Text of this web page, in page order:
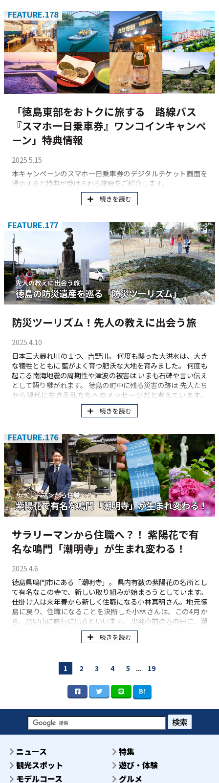
FEATURE.178
「徳島東部をおトクに旅する 路線バス
『スマホ一日乗車券』ワンコインキャンペ
ーン」特典情報
2025.5.15
本キャンペーンのスマホ一日乗車券のデジタルチケット画面を
提示すると特典が受けられる施設をご紹介します。
続きを読む
FEATURE.177
防災ツーリズム！先人の教えに出会う旅
2025.4.10
日本三大暴れ川の１つ、吉野川。 何度も襲った大洪水は、大き
な犠牲とともに 藍がよく育つ肥沃な大地を育みました。 何度も
起こる南海地震の周期性や津波の被害は いまも石碑や言い伝え
として語り継がれます。 徳島の町中に残る災害の跡は 先人たち
から現代に生きる私たちへのメッセージだと考えています。
「先人の教えに出会う旅」をお楽しみください。
続きを読む
FEATURE.176
サラリーマンから住職へ？！ 紫陽花で有
名な鳴門「潮明寺」が生まれ変わる！
2025.4.6
徳島県鳴門市にある「潮明寺」。 県内有数の紫陽花の名所とし
て有名なこの寺で、新しい取り組みが始まろうとしています。
仕掛け人は来年春から新しく住職になる小林真明さん。地元徳
島に戻り、住職になることを決断した小林さんは、この4月か
ら、高野山に修行に出るといいます。 出発直前の春の日に、潮
明寺にかける想いと今後の展望について伺いました。
続きを読む
1 2 3 4 5 ... 19
検索
ニュース
特集
観光スポット
遊び・体験
モデルコース
グルメ